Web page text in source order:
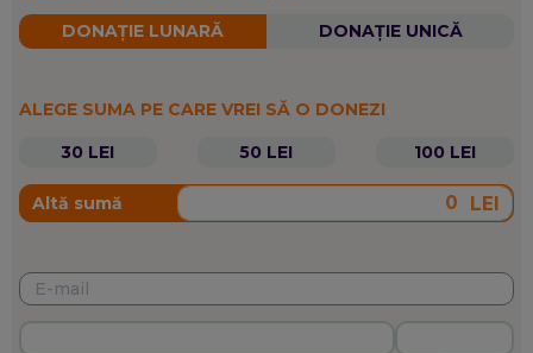
DONAȚIE LUNARĂ DONAȚIE UNICĂ
ALEGE SUMA PE CARE VREI SĂ O DONEZI
30 LEI
50 LEI 100 LEI
Altă sumă LEI